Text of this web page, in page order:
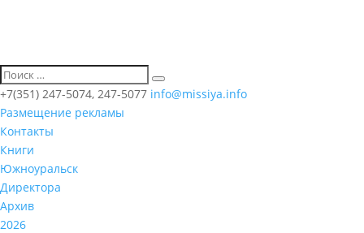
+7(351) 247-5074, 247-5077 info@missiya.info
Размещение рекламы
Контакты
Книги
Южноуральск
Директора
Архив
2026